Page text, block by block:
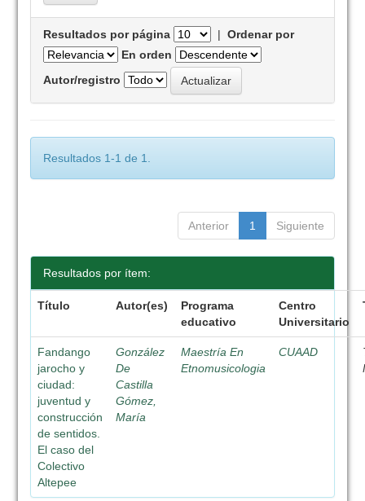
Resultados por página |Ordenar por
En orden
Autor/registro
Resultados 1-1 de 1.
Anterior 1 Siguiente
Resultados por ítem:
Título Autor(es)
Programa
educativo
Centro
Universitario
Fandango
jarocho y
ciudad:
juventud y
construcción
de sentidos.
El caso del
Colectivo
Altepee
González
De
Castilla
Gómez,
María
Maestría En
Etnomusicologia
CUAAD